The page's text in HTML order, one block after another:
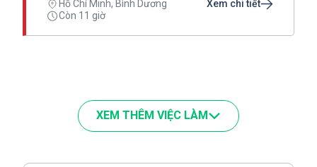
Hồ Chí Minh, Bình Dương
Còn 11 giờ
Xem chi tiết
XEM THÊM VIỆC LÀM